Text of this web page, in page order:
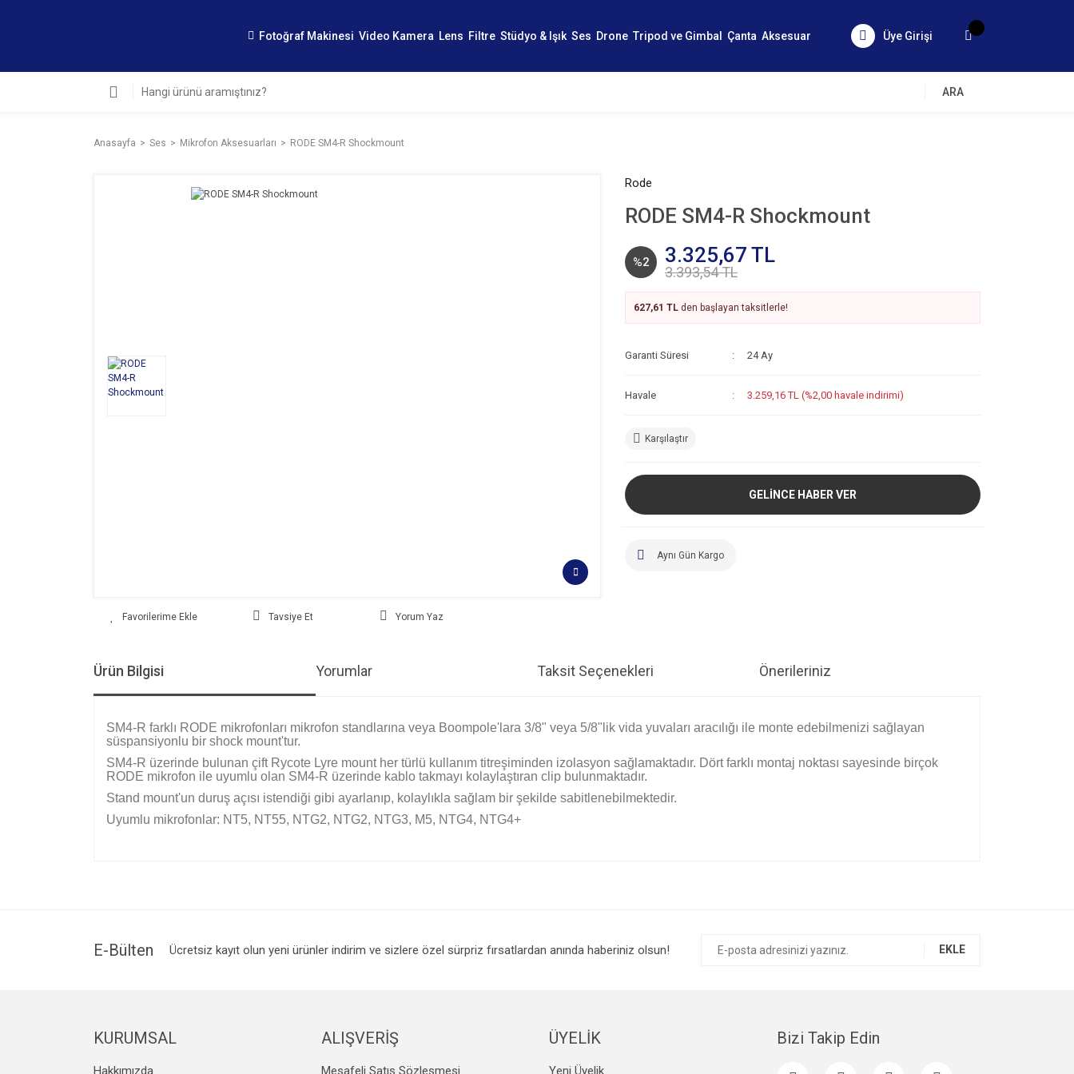
Fotoğraf Makinesi Video Kamera Lens Filtre Stüdyo & Işık Ses Drone Tripod ve Gimbal Çanta Aksesuar Üye Girişi
ARA
Anasayfa Ses Mikrofon Aksesuarları RODE SM4-R Shockmount
Tavsiye Et Yorum Yaz
Rode
RODE SM4-R Shockmount
%2 3.325,67 TL
3.393,54 TL
627,61 TL den başlayan taksitlerle!
Garanti Süresi 24 Ay
Havale 3.259,16 TL (%2,00 havale indirimi)
Karşılaştır
GELİNCE HABER VER
Aynı Gün Kargo
Ürün Bilgisi Yorumlar Taksit Seçenekleri Önerileriniz
SM4-R farklı RODE mikrofonları mikrofon standlarına veya Boompole'lara 3/8" veya 5/8"lik vida yuvaları aracılığı ile monte edebilmenizi sağlayan
süspansiyonlu bir shock mount'tur.
SM4-R üzerinde bulunan çift Rycote Lyre mount her türlü kullanım titreşiminden izolasyon sağlamaktadır. Dört farklı montaj noktası sayesinde birçok
RODE mikrofon ile uyumlu olan SM4-R üzerinde kablo takmayı kolaylaştıran clip bulunmaktadır.
Stand mount'un duruş açısı istendiği gibi ayarlanıp, kolaylıkla sağlam bir şekilde sabitlenebilmektedir.
Uyumlu mikrofonlar: NT5, NT55, NTG2, NTG2, NTG3, M5, NTG4, NTG4+
Ürün bilgilerinde hatalar bulunuyor.
E-Bülten Ücretsiz kayıt olun yeni ürünler indirim ve sizlere özel sürpriz fırsatlardan anında haberiniz olsun! EKLE
KURUMSAL
Hakkımızda
ALIŞVERİŞ
Mesafeli Satış Sözleşmesi
ÜYELİK
Yeni Üyelik
Bizi Takip Edin